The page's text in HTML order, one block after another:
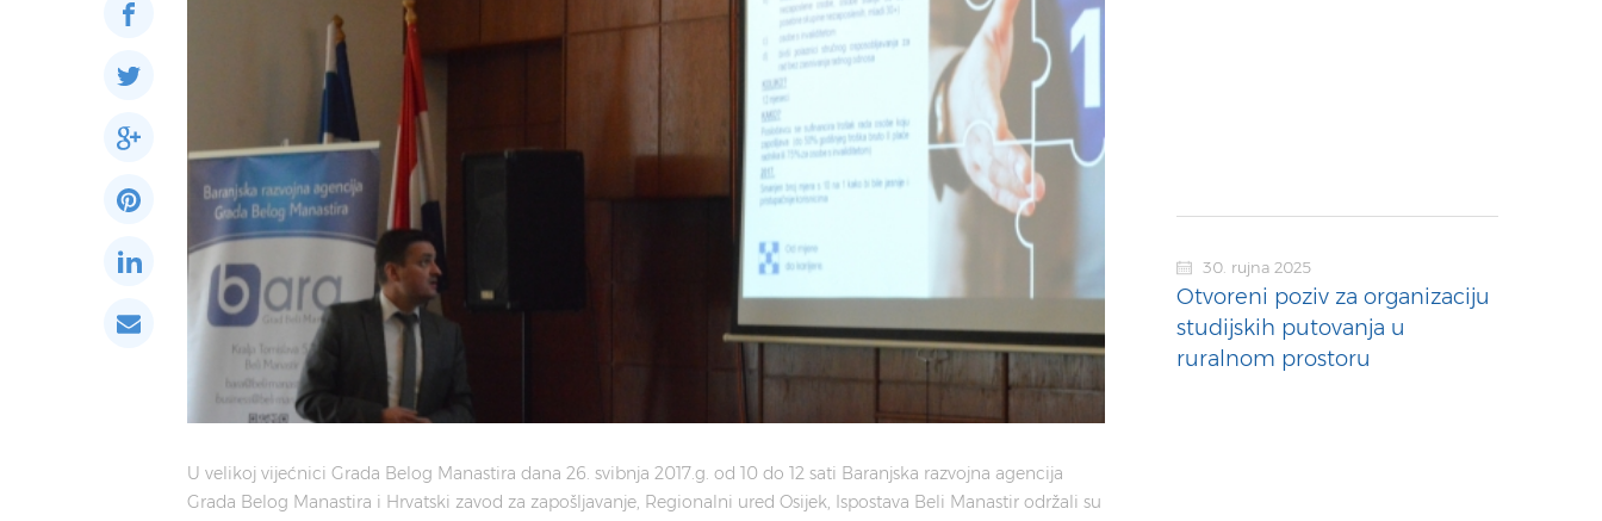
U velikoj vijećnici Grada Belog Manastira dana 26. svibnja 2017.g. od 10 do 12 sati Baranjska razvojna agencija
Grada Belog Manastira i Hrvatski zavod za zapošljavanje, Regionalni ured Osijek, Ispostava Beli Manastir održali su
30. rujna 2025
Otvoreni poziv za organizaciju
studijskih putovanja u
ruralnom prostoru